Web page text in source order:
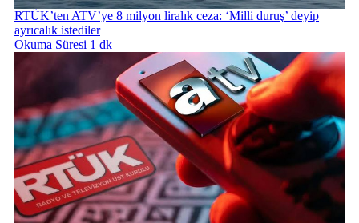
RTÜK’ten ATV’ye 8 milyon liralık ceza: ‘Milli duruş’ deyip
ayrıcalık istediler
Okuma Süresi 1 dk